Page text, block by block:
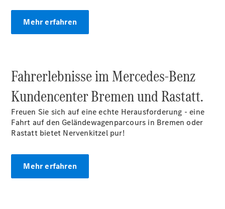
Benz
Store
Leasing
Privatkunden
Mehr erfahren
Fahrerlebnisse im Mercedes‑Benz
Kundencenter Bremen und Rastatt.
Freuen Sie sich auf eine echte Herausforderung - eine
Fahrt auf den Geländewagenparcours in Bremen oder
Rastatt bietet Nervenkitzel pur!
Mehr erfahren